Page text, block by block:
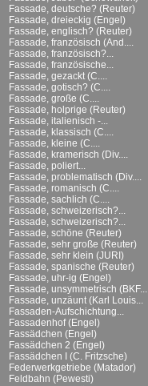
Fassade, deutsche? (Reuter)
Fassade, dreieckig (Engel)
Fassade, englisch? (Reuter)
Fassade, französisch (And....
Fassade, französisch?...
Fassade, französische...
Fassade, gezackt (C....
Fassade, gotisch? (C....
Fassade, große (C....
Fassade, holprige (Reuter)
Fassade, italienisch -...
Fassade, klassisch (C....
Fassade, kleine (C....
Fassade, kramerisch (Div....
Fassade, poliert...
Fassade, problematisch (Div....
Fassade, romanisch (C....
Fassade, sachlich (C....
Fassade, schweizerisch?...
Fassade, schweizerisch?...
Fassade, schöne (Reuter)
Fassade, sehr große (Reuter)
Fassade, sehr klein (JURI)
Fassade, spanische (Reuter)
Fassade, uhr-ig (Engel)
Fassade, unsymmetrisch (BKF...
Fassade, unzäunt (Karl Louis...
Fassaden-Aufschichtung...
Fassadenhof (Engel)
Fassädchen (Engel)
Fassädchen 2 (Engel)
Fassädchen I (C. Fritzsche)
Federwerkgetriebe (Matador)
Feldbahn (Pewesti)